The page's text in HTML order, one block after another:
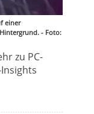
einer
- Foto:
zu PC-